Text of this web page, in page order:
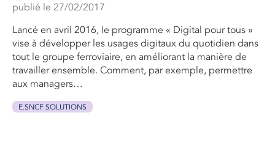
publié le 27/02/2017
Lancé en avril 2016, le programme « Digital pour tous »
vise à développer les usages digitaux du quotidien dans
tout le groupe ferroviaire, en améliorant la manière de
travailler ensemble. Comment, par exemple, permettre
aux managers…
E.SNCF SOLUTIONS